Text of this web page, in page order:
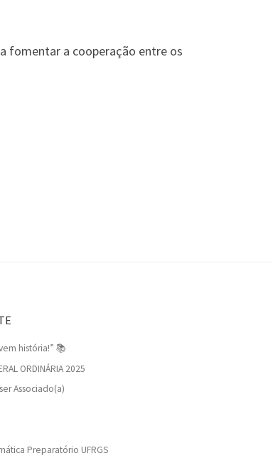
fomentar a cooperação entre os
história!” 📚
ORDINÁRIA 2025
Associado(a)
Preparatório UFRGS